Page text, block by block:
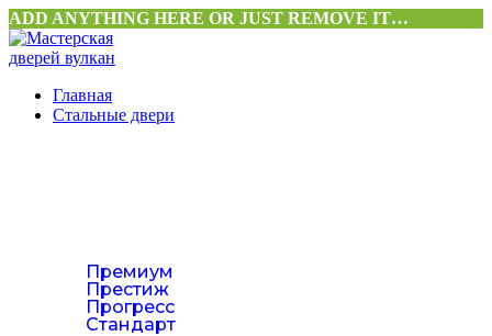
ADD ANYTHING HERE OR JUST REMOVE IT…
Главная
Стальные двери
Премиум
Престиж
Прогресс
Стандарт